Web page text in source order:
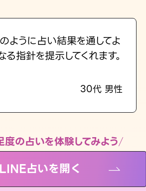
ように占い結果を通してよ
る指針を提示してくれます。
30代 男性
度の占いを体験してみよう
LINE占いを開く